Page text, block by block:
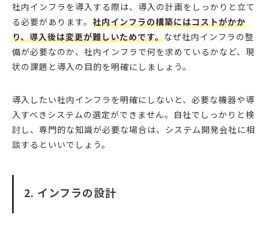
社内インフラを導入する際は、導入の計画をしっかりと立て
る必要があります。 社内インフラの構築にはコストがかか
り、導入後は変更が難しいためです。なぜ社内インフラの整
備が必要なのか、社内インフラで何を求めているかなど、現
状の課題と導入の目的を明確にしましょう。
導入したい社内インフラを明確にしないと、必要な機器や導
入すべきシステムの選定ができません。自社でしっかりと検
討し、専門的な知識が必要な場合は、システム開発会社に相
談するといいでしょう。
2. インフラの設計